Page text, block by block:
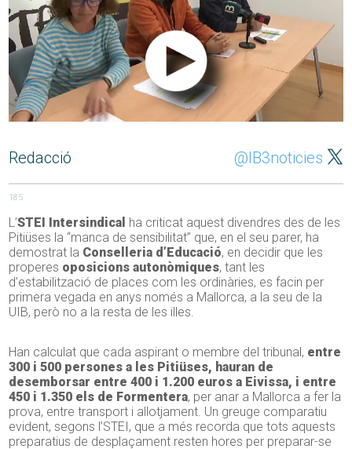
Redacció @IB3noticies
185
L’STEI Intersindical ha criticat aquest divendres des de les
Pitiüses la “manca de sensibilitat” que, en el seu parer, ha
demostrat la Conselleria d’Educació, en decidir que les
properes oposicions autonòmiques, tant les
d’estabilització de places com les ordinàries, es facin per
primera vegada en anys només a Mallorca, a la seu de la
UIB, però no a la resta de les illes.
Han calculat que cada aspirant o membre del tribunal, entre
300 i 500 persones a les Pitiüses, hauran de
desemborsar entre 400 i 1.200 euros a Eivissa, i entre
450 i 1.350 els de Formentera, per anar a Mallorca a fer la
prova, entre transport i allotjament. Un greuge comparatiu
evident, segons l’STEI, que a més recorda que tots aquests
preparatius de desplaçament resten hores per preparar-se